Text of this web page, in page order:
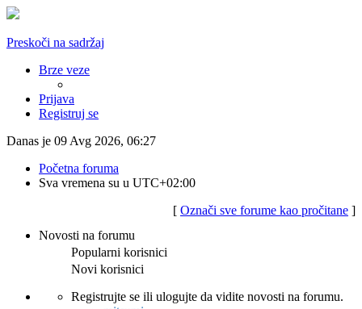
Preskoči na sadržaj
Brze veze
Prijava
Registruj se
Danas je 09 Avg 2026, 06:27
Početna foruma
Sva vremena su u UTC+02:00
[ Označi sve forume kao pročitane ]
Novosti na forumu
Popularni korisnici
Novi korisnici
Registrujte se ili ulogujte da vidite novosti na forumu.